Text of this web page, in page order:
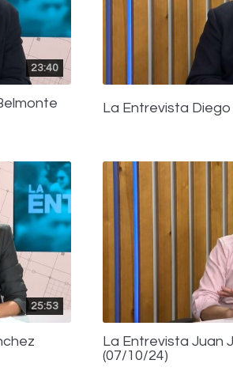
23:40
La Entrevista
25:53
La Entrevista Juan
(07/10/24)